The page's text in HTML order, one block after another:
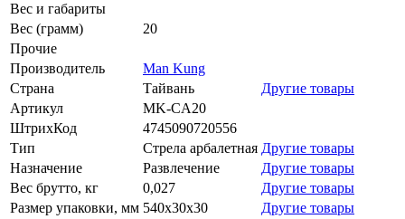
Вес и габариты
Вес (грамм)
20
Прочие
Производитель
Man Kung
Страна
Тайвань
Другие товары
Артикул
MK-CA20
ШтрихКод
4745090720556
Тип
Стрела арбалетная Другие товары
Назначение
Развлечение
Другие товары
Вес брутто, кг
0,027
Другие товары
Размер упаковки, мм 540х30х30
Другие товары